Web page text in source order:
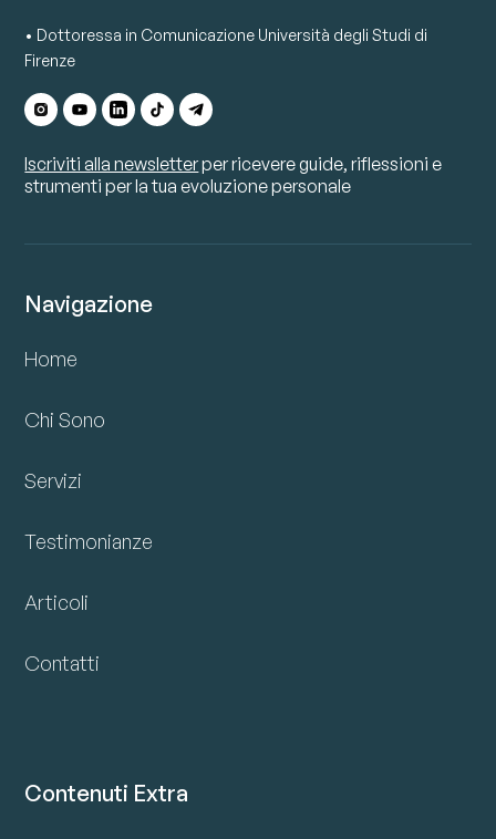
• Dottoressa in Comunicazione Università degli Studi di
Firenze
Iscriviti alla newsletterper ricevere guide, riflessioni e
strumenti per la tua evoluzione personale
Navigazione
Home
Chi Sono
Servizi
Testimonianze
Articoli
Contatti
Contenuti Extra